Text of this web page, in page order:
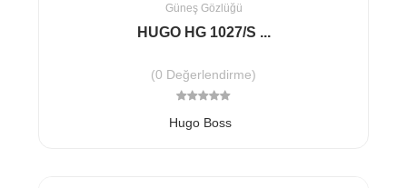
Güneş Gözlüğü
HUGO HG 1027/S ...
(0 Değerlendirme)
Hugo Boss